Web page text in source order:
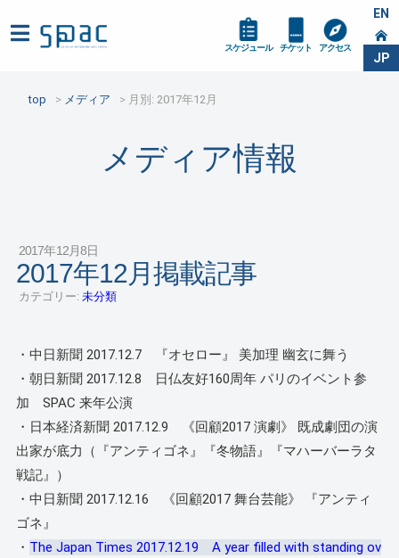
EN
JP
スケジュール チケット アクセス
top メディア 月別: 2017年12月
メディア情報
2017年12月8日
2017年12月掲載記事
カテゴリー: 未分類
・中日新聞 2017.12.7 『オセロー』 美加理 幽玄に舞う
・朝日新聞 2017.12.8 日仏友好160周年 パリのイベント参
加 SPAC 来年公演
・日本経済新聞 2017.12.9 《回顧2017 演劇》 既成劇団の演
出家が底力（『アンティゴネ』『冬物語』『マハーバーラタ
戦記』）
・中日新聞 2017.12.16 《回顧2017 舞台芸能》 『アンティ
ゴネ』
・ The Japan Times 2017.12.19 A year filled with standing ov